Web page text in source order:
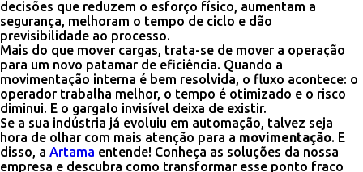
decisões que reduzem o esforço físico, aumentam a
segurança, melhoram o tempo de ciclo e dão
previsibilidade ao processo.
Mais do que mover cargas, trata-se de mover a operação
para um novo patamar de eficiência. Quando a
movimentação interna é bem resolvida, o fluxo acontece: o
operador trabalha melhor, o tempo é otimizado e o risco
diminui. E o gargalo invisível deixa de existir.
Se a sua indústria já evoluiu em automação, talvez seja
hora de olhar com mais atenção para a movimentação. E
disso, a Artama entende! Conheça as soluções da nossa
empresa e descubra como transformar esse ponto fraco